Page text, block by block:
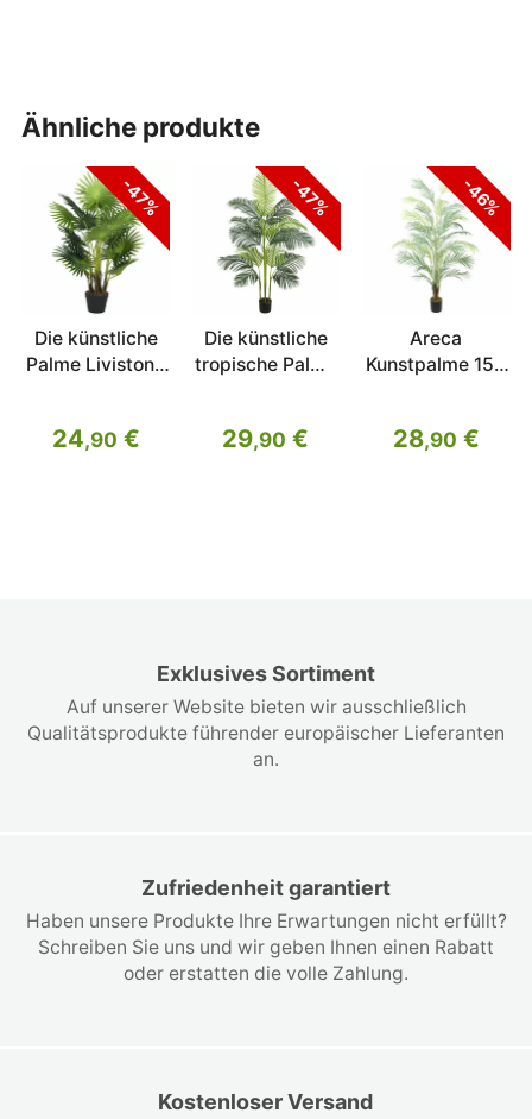
Exklusives Sortiment
Auf unserer Website bieten wir ausschließlich
Qualitätsprodukte führender europäischer Lieferanten
an.
Zufriedenheit garantiert
Haben unsere Produkte Ihre Erwartungen nicht erfüllt?
Schreiben Sie uns und wir geben Ihnen einen Rabatt
oder erstatten die volle Zahlung.
Kostenloser Versand
ähnliche produkte
-47%
Die künstliche
Palme Livistona
24,90 €
-47%
Die künstliche
tropische Palme
29,90 €
-46%
Areca
Kunstpalme 150
28,90 €